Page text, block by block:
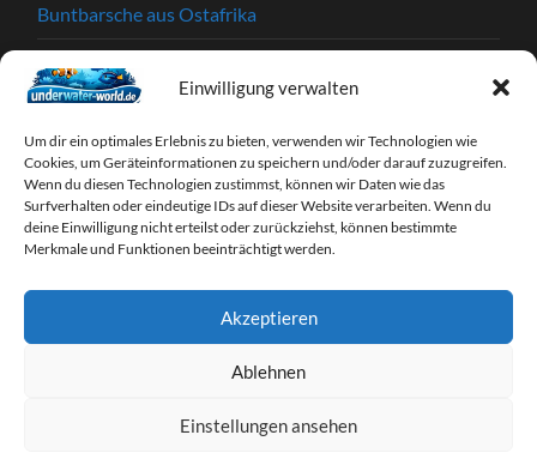
Einwilligung verwalten
Um dir ein optimales Erlebnis zu bieten, verwenden wir Technologien wie
Cookies, um Geräteinformationen zu speichern und/oder darauf zuzugreifen.
Wenn du diesen Technologien zustimmst, können wir Daten wie das
Surfverhalten oder eindeutige IDs auf dieser Website verarbeiten. Wenn du
deine Einwilligung nicht erteilst oder zurückziehst, können bestimmte
Merkmale und Funktionen beeinträchtigt werden.
Akzeptieren
Ablehnen
Einstellungen ansehen
Buntbarsche aus Ostafrika
Krankheiten und Parasiten
Partnerprogramme
Tipps & Tricks